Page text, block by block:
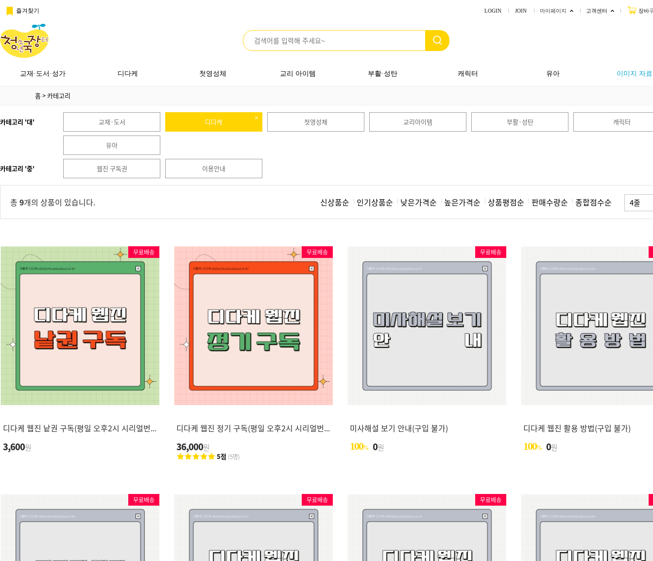
즐겨찾기 LOGIN JOIN 마이페이지 고객센터 장바
교재·도서·성가 디다케 첫영성체 교리 아이템 부활·성탄 캐릭터 유아 이미지 자
홈> 카테고리
카테고리 '대' 교재·도서 디다케 첫영성체 교리아이템 부활·성탄 캐릭터
유아
카테고리 '중' 웹진 구독권 이용안내
총 9개의 상품이 있습니다. 4줄
신상품순 인기상품순 낮은가격순 높은가격순 상품평점순 판매수량순 종합점수순
무료배송
디다케 웹진 낱권 구독(평일 오후2시 시리얼번호..
3,600원
무료배송
디다케 웹진 정기 구독(평일 오후2시 시리얼번호..
36,000원
5점 (5명)
무료배송
미사해설 보기 안내(구입 불가)
100% 0원
디다케 웹진 활용 방법(구입 불가)
100% 0원
무료배송 무료배송 무료배송